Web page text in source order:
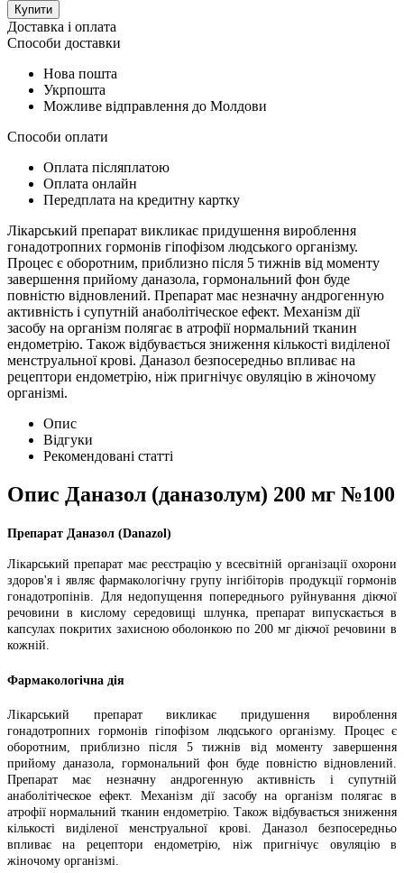
Купити
Доставка і оплата
Способи доставки
Нова пошта
Укрпошта
Можливе відправлення до Молдови
Способи оплати
Оплата післяплатою
Оплата онлайн
Передплата на кредитну картку
Лікарський препарат викликає придушення вироблення
гонадотропних гормонів гіпофізом людського організму.
Процес є оборотним, приблизно після 5 тижнів від моменту
завершення прийому даназола, гормональний фон буде
повністю відновлений. Препарат має незначну андрогенную
активність і супутній анаболітіческое ефект. Механізм дії
засобу на організм полягає в атрофії нормальний тканин
ендометрію. Також відбувається зниження кількості виділеної
менструальної крові. Даназол безпосередньо впливає на
рецептори ендометрію, ніж пригнічує овуляцію в жіночому
організмі.
Опис
Відгуки
Рекомендовані статті
Опис Даназол (даназолум) 200 мг №100
Препарат Даназол (Danazol)
Лікарський препарат має реєстрацію у всесвітній організації охорони
здоров'я і являє фармакологічну групу інгібіторів продукції гормонів
гонадотропінів. Для недопущення попереднього руйнування діючої
речовини в кислому середовищі шлунка, препарат випускається в
капсулах покритих захисною оболонкою по 200 мг діючої речовини в
кожній.
Фармакологічна дія
Лікарський препарат викликає придушення вироблення
гонадотропних гормонів гіпофізом людського організму. Процес є
оборотним, приблизно після 5 тижнів від моменту завершення
прийому даназола, гормональний фон буде повністю відновлений.
Препарат має незначну андрогенную активність і супутній
анаболітіческое ефект. Механізм дії засобу на організм полягає в
атрофії нормальний тканин ендометрію. Також відбувається зниження
кількості виділеної менструальної крові. Даназол безпосередньо
впливає на рецептори ендометрію, ніж пригнічує овуляцію в
жіночому організмі.